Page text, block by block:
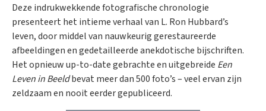
Deze indrukwekkende fotografische chronologie
presenteert het intieme verhaal van L. Ron Hubbard’s
leven, door middel van nauwkeurig gerestaureerde
afbeeldingen en gedetailleerde anekdotische bijschriften.
Het opnieuw up-to-date gebrachte en uitgebreide Een
Leven in Beeldbevat meer dan 500 foto’s – veel ervan zijn
zeldzaam en nooit eerder gepubliceerd.